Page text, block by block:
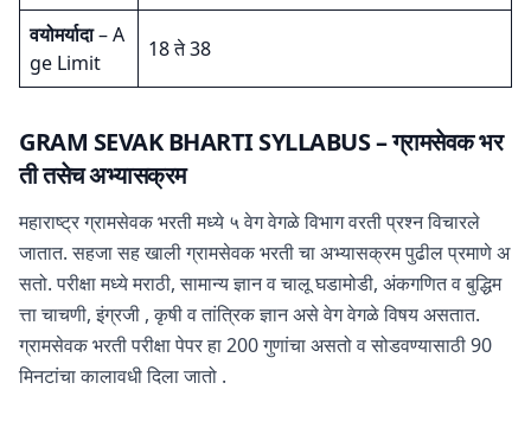
वयोमर्यादा– A
ge Limit
18 ते 38
GRAM SEVAK BHARTI SYLLABUS – ग्रामसेवक भर
ती तसेच अभ्यासक्रम
महाराष्ट्र ग्रामसेवक भरती मध्ये ५ वेग वेगळे विभाग वरती प्रश्न विचारले
जातात. सहजा सह खाली ग्रामसेवक भरती चा अभ्यासक्रम पुढील प्रमाणे अ
सतो. परीक्षा मध्ये मराठी, सामान्य ज्ञान व चालू घडामोडी, अंकगणित व बुद्धिम
त्ता चाचणी, इंग्रजी , कृषी व तांत्रिक ज्ञान असे वेग वेगळे विषय असतात.
ग्रामसेवक भरती परीक्षा पेपर हा 200 गुणांचा असतो व सोडवण्यासाठी 90
मिनटांचा कालावधी दिला जातो .